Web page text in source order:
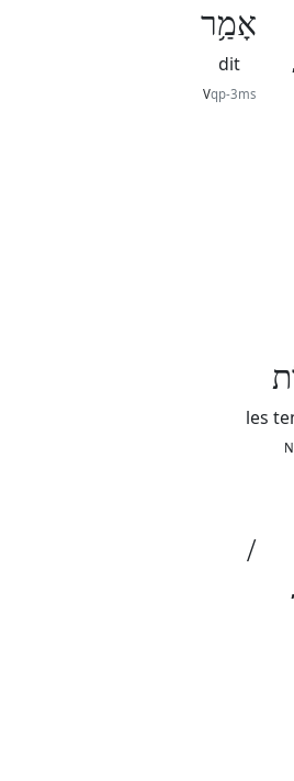
אָמַ֥ר
dit
Vqp-3ms
les
N
,
/